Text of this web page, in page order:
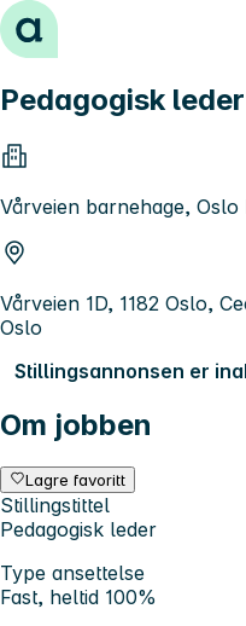
Hopp til innhold
Pedagogisk leder
Vårveien barnehage,
Vårveien 1D, 1182 Oslo,
Oslo
Stillingsannonsen er
Om jobben
Lagre favoritt
Stillingstittel
Pedagogisk leder
Type ansettelse
Fast, heltid 100%